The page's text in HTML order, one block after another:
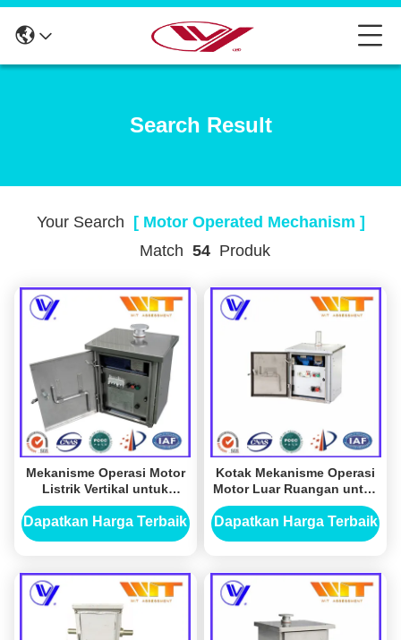
Search Result
Your Search [ Motor Operated Mechanism ]
Match 54 Produk
Mekanisme Operasi Motor
Listrik Vertikal untuk
Isolator
Dapatkan Harga Terbaik
Kotak Mekanisme Operasi
Motor Luar Ruangan untuk
Disconnector ISO9001
Standard
Dapatkan Harga Terbaik